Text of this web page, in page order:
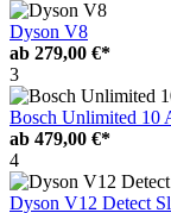
Dyson V8
ab 279,00 €*
3
Bosch Unlimited 10
ab 479,00 €*
4
Dyson V12 Detect